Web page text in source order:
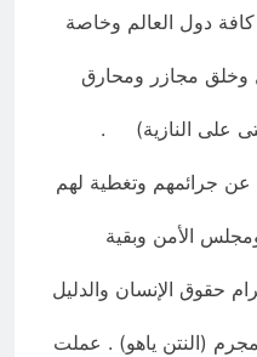
دول العالم وخاصة
وخلق مجازر ومحارق
حتى على النازية) .
جرائمهم وتغطية لهم
الأمن وبقية
حقوق الإنسان والدليل
(النتن ياهو) . عملت